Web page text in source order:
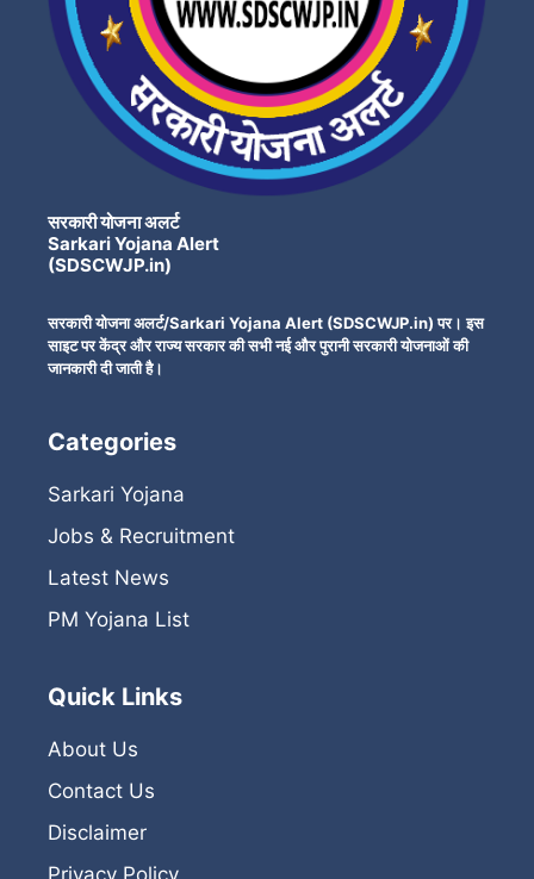
सरकारी योजना अलर्ट
Sarkari Yojana Alert
(SDSCWJP.in)
सरकारी योजना अलर्ट/Sarkari Yojana Alert (SDSCWJP.in) पर। इस
साइट पर केंद्र और राज्य सरकार की सभी नई और पुरानी सरकारी योजनाओं की
जानकारी दी जाती है।
Categories
Sarkari Yojana
Jobs & Recruitment
Latest News
PM Yojana List
Quick Links
About Us
Contact Us
Disclaimer